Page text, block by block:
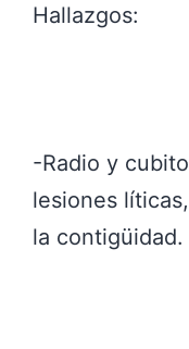
Hallazgos:
-Radio y
lesiones
la contigüidad.